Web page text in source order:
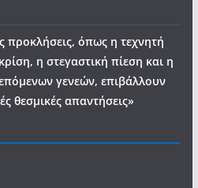
προκλήσεις, όπως η τεχνητή
η στεγαστική πίεση και η
γενεών, επιβάλλουν
θεσμικές απαντήσεις»